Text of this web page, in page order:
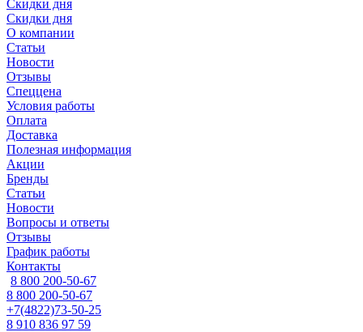
Скидки дня
Скидки дня
О компании
Статьи
Новости
Отзывы
Спеццена
Условия работы
Оплата
Доставка
Полезная информация
Акции
Бренды
Статьи
Новости
Вопросы и ответы
Отзывы
График работы
Контакты
8 800 200-50-67
8 800 200-50-67
+7(4822)73-50-25
8 910 836 97 59